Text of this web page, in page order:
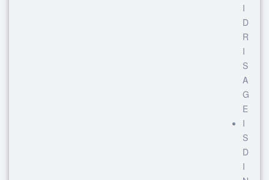
I
D
R
I
S
A
G
E
I
S
D
I